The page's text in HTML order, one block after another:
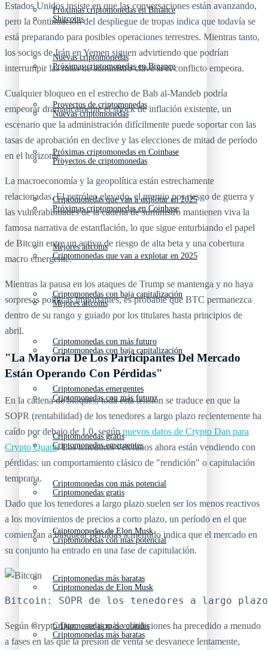
Próximas criptomonedas en Binance
Nuevas criptomonedas
Proyectos de criptomonedas
Próximas criptomonedas en Coinbase
Criptomonedas que van a explotar en 2025
Mejores altcoins
Criptomonedas con baja capitalización
Criptomonedas con más futuro
Criptomonedas emergentes
Criptomonedas gratis
Criptomonedas con más potencial
Criptomonedas de Elon Musk
Criptomonedas más baratas
Criptomonedas más volátiles
Shitcoins
Próximas criptomonedas en Binance
Nuevas criptomonedas
Proyectos de criptomonedas
Próximas criptomonedas en Coinbase
Criptomonedas que van a explotar en 2025
Mejores altcoins
Criptomonedas con baja capitalización
Criptomonedas con más futuro
Criptomonedas emergentes
Criptomonedas gratis
Criptomonedas con más potencial
Criptomonedas de Elon Musk
Criptomonedas más baratas
Estados Unidos insiste en que las conversaciones están avanzando,
pero la continuación del despliegue de tropas indica que todavía se
está preparando para posibles operaciones terrestres. Mientras tanto,
los socios de Irán en Yemen siguen advirtiendo que podrían
interrumpir las rutas de suministro clave si el conflicto empeora.
Cualquier bloqueo en el estrecho de Bab al-Mandeb podría
empeorar dramáticamente el shock de inflación existente, un
escenario que la administración difícilmente puede soportar con las
tasas de aprobación en declive y las elecciones de mitad de período
en el horizonte.
La macroeconomía y la geopolítica están estrechamente
relacionadas. El petróleo elevado, el premio por riesgo de guerra y
las vulnerabilidades de la cadena de suministro mantienen viva la
famosa narrativa de estanflación, lo que sigue enturbiando el papel
de Bitcoin entre un activo de riesgo de alta beta y una cobertura
macro emergente.
Mientras la pausa en los ataques de Trump se mantenga y no haya
sorpresas políticas importantes, es probable que BTC permanezca
dentro de su rango y guiado por los titulares hasta principios de
abril.
"La Mayoría De Los Participantes Del Mercado
Están Operando Con Pérdidas"
En la cadena de bloques, toda esta tensión se traduce en que la
SOPR (rentabilidad) de los tenedores a largo plazo recientemente ha
caído por debajo de 1.0, segúnnuevos datos de Crypto Dan para
Crypto Quant. Los tenedores veteranos ahora están vendiendo con
pérdidas: un comportamiento clásico de "rendición" o capitulación
temprana.
Dado que los tenedores a largo plazo suelen ser los menos reactivos
a los movimientos de precios a corto plazo, un período en el que
comienzan a bloquear pérdidas a menudo indica que el mercado en
su conjunto ha entrado en una fase de capitulación.
Bitcoin: SOPR de los tenedores a largo
Según Crypto Dan, este tipo de condiciones ha precedido a menudo
a fases en las que la presión de venta se desvanece lentamente,